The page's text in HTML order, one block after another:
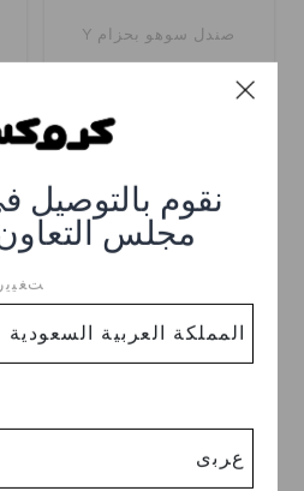
نقوم بالتوصيل
مجلس
صندل سوهو بحزام Y
اشترِ 2